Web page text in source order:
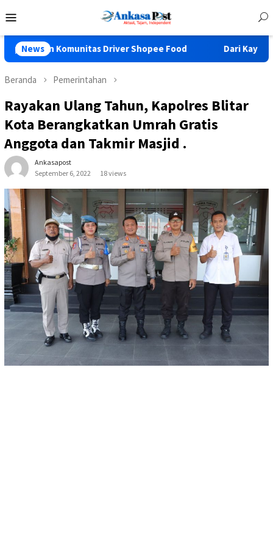
ke
Mobile
News
Driver Shopee Food Dari Kayuhan Menuju
Beranda Pemerintahan
Rayakan Ulang Tahun, Kapolres Blitar
Kota Berangkatkan Umrah Gratis
Anggota dan Takmir Masjid .
Ankasapost
September 6, 2022
18 views